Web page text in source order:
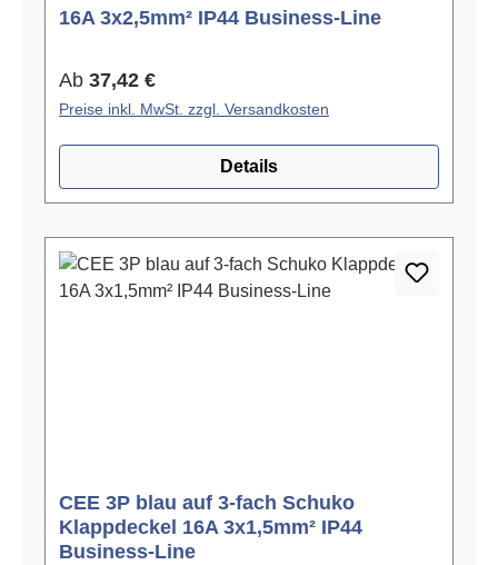
16A 3x2,5mm² IP44 Business-Line
Regulärer Preis:
Ab 37,42 €
Preise inkl. MwSt. zzgl. Versandkosten
Details
CEE 3P blau auf 3-fach Schuko
Klappdeckel 16A 3x1,5mm² IP44
Business-Line